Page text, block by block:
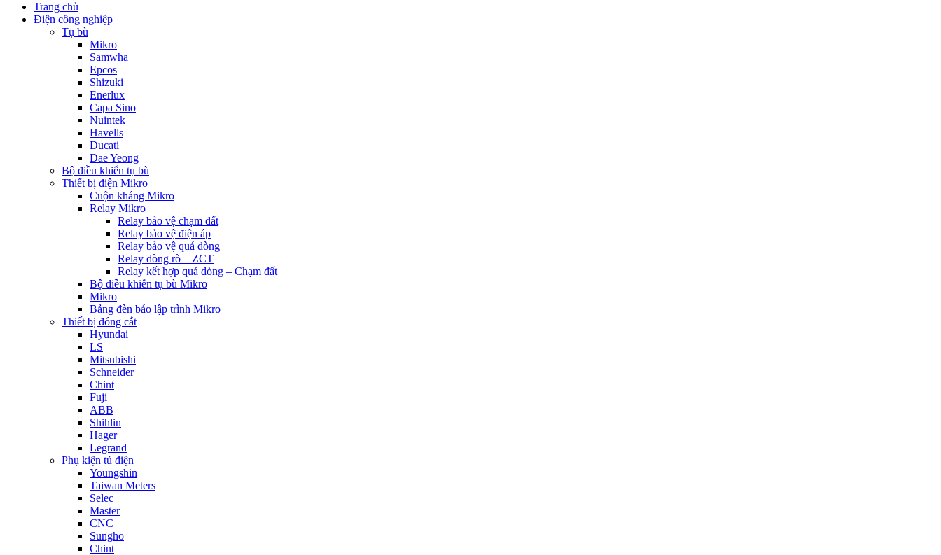
Trang chủ
Điện công nghiệp
Tụ bù
Mikro
Samwha
Epcos
Shizuki
Enerlux
Capa Sino
Nuintek
Havells
Ducati
Dae Yeong
Bộ điều khiển tụ bù
Thiết bị điện Mikro
Cuộn kháng Mikro
Relay Mikro
Relay bảo vệ chạm đất
Relay bảo vệ điện áp
Relay bảo vệ quá dòng
Relay dòng rò – ZCT
Relay kết hợp quá dòng – Chạm đất
Bộ điều khiển tụ bù Mikro
Mikro
Bảng đèn báo lập trình Mikro
Thiết bị đóng cắt
Hyundai
LS
Mitsubishi
Schneider
Chint
Fuji
ABB
Shihlin
Hager
Legrand
Phụ kiện tủ điện
Youngshin
Taiwan Meters
Selec
Master
CNC
Sungho
Chint